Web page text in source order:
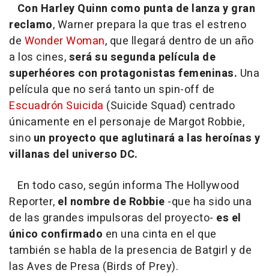
Con Harley Quinn como punta de lanza y gran
reclamo, Warner prepara la que tras el estreno
de Wonder Woman, que llegará dentro de un año
a los cines,será su segunda película de
superhéores con protagonistas femeninas. Una
película que no será tanto un spin-off de
Escuadrón Suicida (Suicide Squad) centrado
únicamente en el personaje de Margot Robbie,
sino un proyecto que aglutinará a las heroínas y
villanas del universo DC.
En todo caso, según informa The Hollywood
Reporter, el nombre de Robbie -que ha sido una
de las grandes impulsoras del proyecto- es el
único confirmado en una cinta en el que
también se habla de la presencia de Batgirl y de
las Aves de Presa (Birds of Prey).